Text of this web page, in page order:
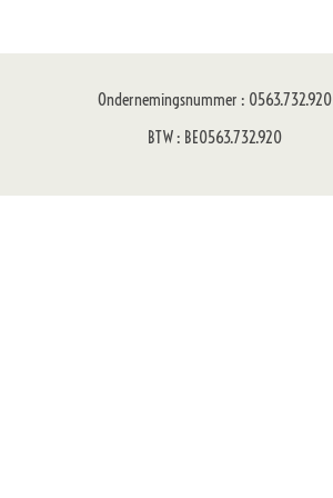
Ondernemingsnummer : 0563.732.920
BTW : BE0563.732.920